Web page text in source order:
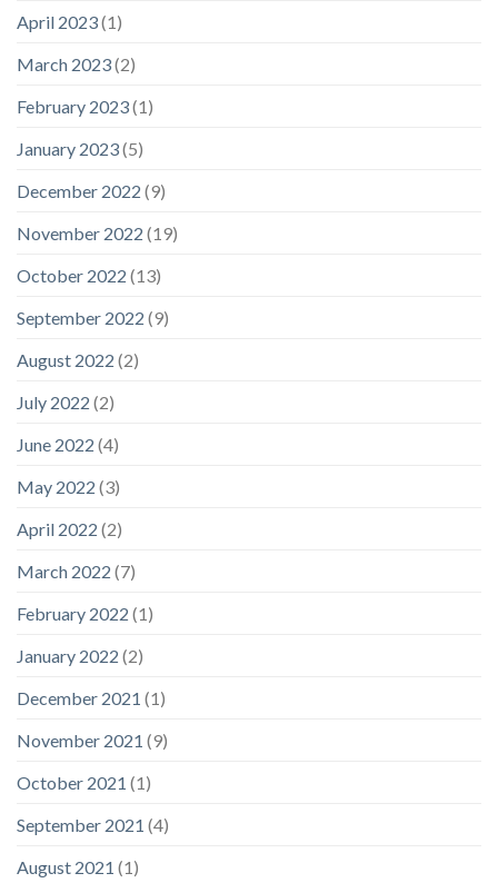
April 2023(1)
March 2023(2)
February 2023(1)
January 2023(5)
December 2022 (9)
November 2022 (19)
October 2022 (13)
September 2022 (9)
August 2022 (2)
July 2022 (2)
June 2022 (4)
May 2022 (3)
April 2022 (2)
March 2022 (7)
February 2022 (1)
January 2022 (2)
December 2021 (1)
November 2021 (9)
October 2021 (1)
September 2021 (4)
August 2021 (1)